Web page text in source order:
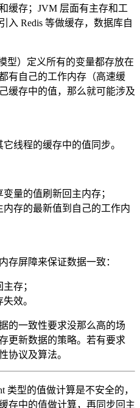
缓存；JVM 层面有主存和工
入 Redis 等做缓存，数据库自
型）定义所有的变量都存放在
有自己的工作内存（高速缓
缓存中的值，那么就可能涉及
线程的缓存中的值同步。
量的值刷新回主内存；
存的最新值到自己的工作内
存屏障来保证数据一致：
存；
效。
的一致性要求没那么高的场
更新数据的策略。若有要求
协议及算法。
类型的值做计算是不安全的，
存中的值做计算，再同步回主